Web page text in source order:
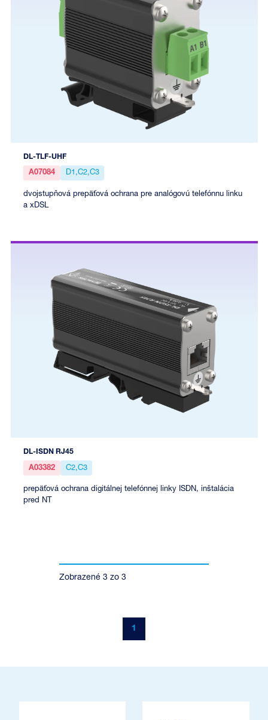
DL-TLF-UHF
A07084 D1,C2,C3
dvojstupňová prepäťová ochrana pre analógovú telefónnu linku
a xDSL
DL-ISDN RJ45
A03382 C2,C3
prepäťová ochrana digitálnej telefónnej linky ISDN, inštalácia
pred NT
Zobrazené3 zo3
1